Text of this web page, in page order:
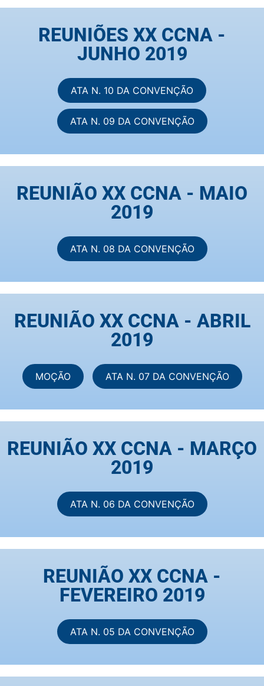
REUNIÕES XX CCNA -
JUNHO 2019
ATA N. 10 DA CONVENÇÃO
ATA N. 09 DA CONVENÇÃO
REUNIÃO XX CCNA - MAIO
2019
ATA N. 08 DA CONVENÇÃO
REUNIÃO XX CCNA - ABRIL
2019
MOÇÃO ATA N. 07 DA CONVENÇÃO
REUNIÃO XX CCNA - MARÇO
2019
ATA N. 06 DA CONVENÇÃO
REUNIÃO XX CCNA -
FEVEREIRO 2019
ATA N. 05 DA CONVENÇÃO